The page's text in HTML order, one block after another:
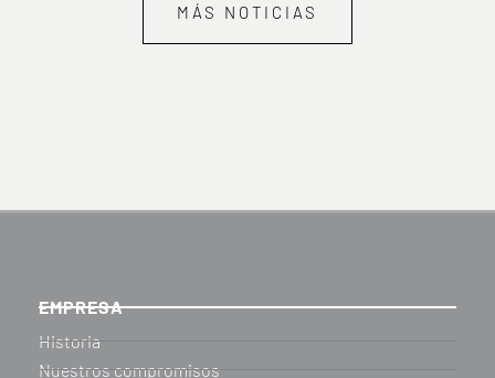
MÁS NOTICIAS
EMPRESA
Historia
Nuestros compromisos